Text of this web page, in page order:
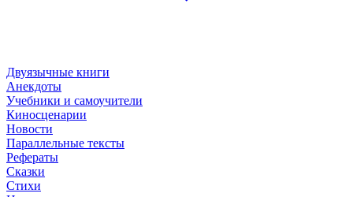
Двуязычные книги
Анекдоты
Учебники и самоучители
Киносценарии
Новости
Параллельные тексты
Рефераты
Сказки
Стихи